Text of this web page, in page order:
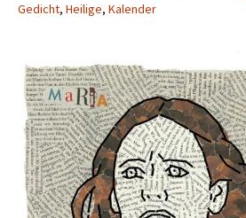
Gedicht, Heilige, Kalender